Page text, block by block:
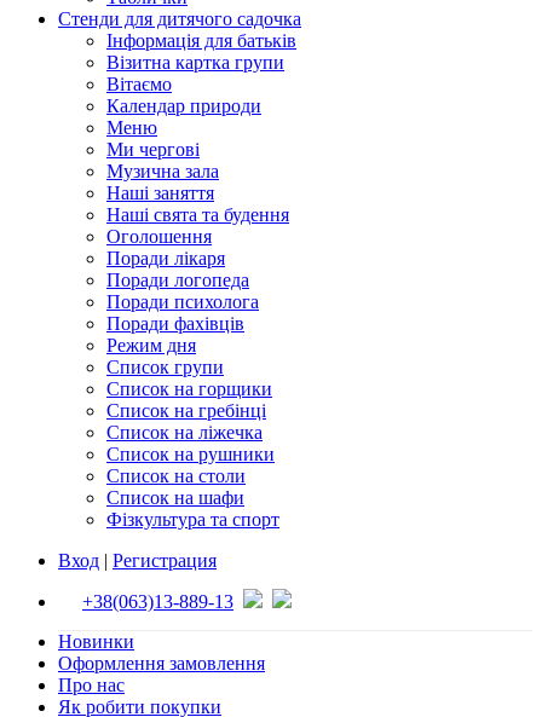
Стенди для дитячого садочка
Інформація для батьків
Візитна картка групи
Вітаємо
Календар природи
Меню
Ми чергові
Музична зала
Наші заняття
Наші свята та будення
Оголошення
Поради лікаря
Поради логопеда
Поради психолога
Поради фахівців
Режим дня
Список групи
Список на горщики
Список на гребінці
Список на ліжечка
Список на рушники
Список на столи
Список на шафи
Фізкультура та спорт
Вход | Регистрация
+38(063)13-889-13
Новинки
Оформлення замовлення
Про нас
Як робити покупки